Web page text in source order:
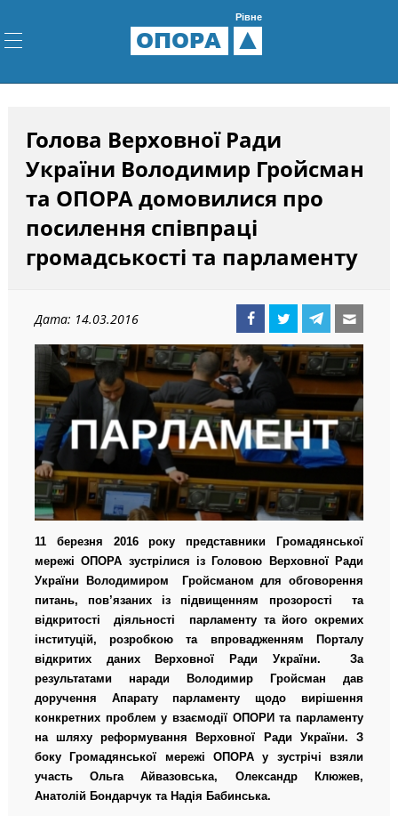
ОПОРА
Рівне
Голова Верховної Ради
України Володимир Гройсман
та ОПОРА домовилися про
посилення співпраці
громадськості та парламенту
Дата: 14.03.2016
11 березня 2016 року представники Громадянської
мережі ОПОРА зустрілися із Головою Верховної Ради
України Володимиром Гройсманом для обговорення
питань, пов’язаних із підвищенням прозорості та
відкритості діяльності парламенту та його окремих
інституцій, розробкою та впровадженням Порталу
відкритих даних Верховної Ради України. За
результатами наради Володимир Гройсман дав
доручення Апарату парламенту щодо вирішення
конкретних проблем у взаємодії ОПОРИ та парламенту
на шляху реформування Верховної Ради України. З
боку Громадянської мережі ОПОРА у зустрічі взяли
участь Ольга Айвазовська, Олександр Клюжев,
Анатолій Бондарчук та Надія Бабинська.